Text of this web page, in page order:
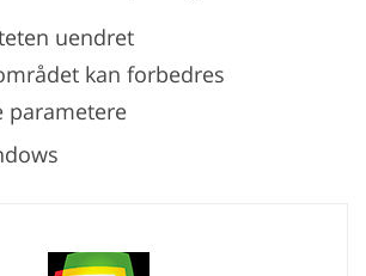
uendret
kan forbedres
parametere